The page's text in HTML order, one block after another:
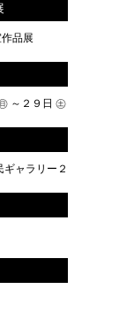
品展
～２９日 ㊏
ギャラリー２